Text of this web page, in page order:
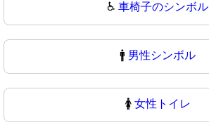
♿ 車椅子のシンボル
🚹 男性シンボル
🚺 女性トイレ